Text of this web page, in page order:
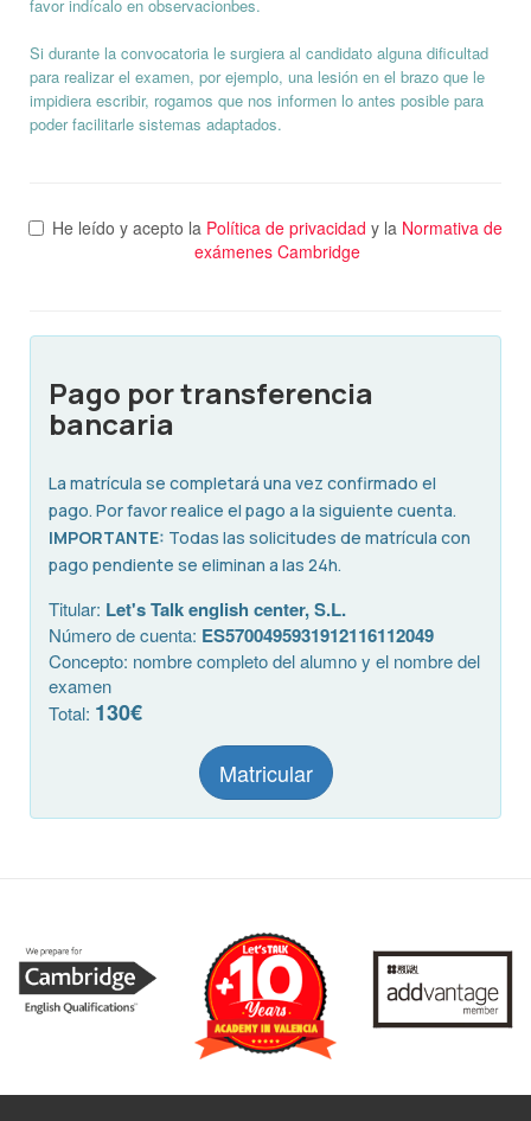
favor indícalo en observacionbes.
Si durante la convocatoria le surgiera al candidato alguna dificultad
para realizar el examen, por ejemplo, una lesión en el brazo que le
impidiera escribir, rogamos que nos informen lo antes posible para
poder facilitarle sistemas adaptados.
He leído y acepto la Política de privacidad y la Normativa de
exámenes Cambridge
Pago por transferencia
bancaria
La matrícula se completará una vez confirmado el
pago. Por favor realice el pago a la siguiente cuenta.
IMPORTANTE: Todas las solicitudes de matrícula con
pago pendiente se eliminan a las 24h.
Titular: Let's Talk english center, S.L.
Número de cuenta: ES5700495931912116112049
Concepto: nombre completo del alumno y el nombre del
examen
Total: 130€
Matricular